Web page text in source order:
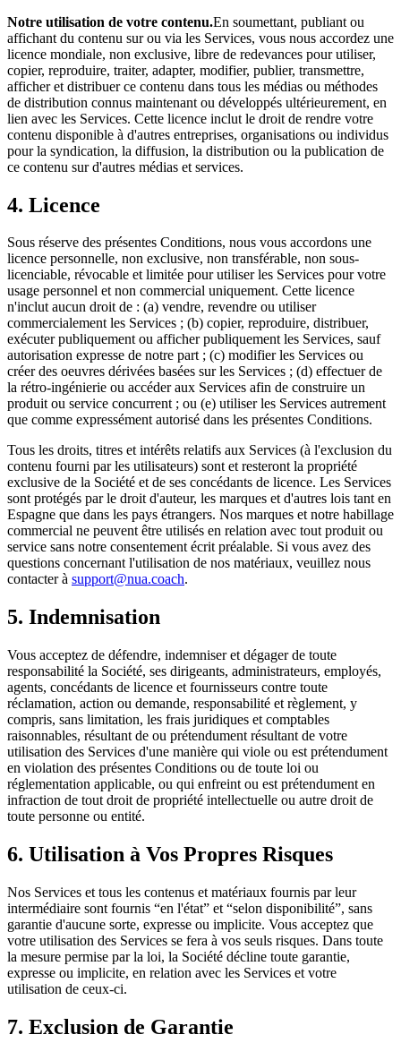
Notre utilisation de votre contenu.En soumettant, publiant ou
affichant du contenu sur ou via les Services, vous nous accordez une
licence mondiale, non exclusive, libre de redevances pour utiliser,
copier, reproduire, traiter, adapter, modifier, publier, transmettre,
afficher et distribuer ce contenu dans tous les médias ou méthodes
de distribution connus maintenant ou développés ultérieurement, en
lien avec les Services. Cette licence inclut le droit de rendre votre
contenu disponible à d'autres entreprises, organisations ou individus
pour la syndication, la diffusion, la distribution ou la publication de
ce contenu sur d'autres médias et services.
4. Licence
Sous réserve des présentes Conditions, nous vous accordons une
licence personnelle, non exclusive, non transférable, non sous-
licenciable, révocable et limitée pour utiliser les Services pour votre
usage personnel et non commercial uniquement. Cette licence
n'inclut aucun droit de : (a) vendre, revendre ou utiliser
commercialement les Services ; (b) copier, reproduire, distribuer,
exécuter publiquement ou afficher publiquement les Services, sauf
autorisation expresse de notre part ; (c) modifier les Services ou
créer des oeuvres dérivées basées sur les Services ; (d) effectuer de
la rétro-ingénierie ou accéder aux Services afin de construire un
produit ou service concurrent ; ou (e) utiliser les Services autrement
que comme expressément autorisé dans les présentes Conditions.
Tous les droits, titres et intérêts relatifs aux Services (à l'exclusion du
contenu fourni par les utilisateurs) sont et resteront la propriété
exclusive de la Société et de ses concédants de licence. Les Services
sont protégés par le droit d'auteur, les marques et d'autres lois tant en
Espagne que dans les pays étrangers. Nos marques et notre habillage
commercial ne peuvent être utilisés en relation avec tout produit ou
service sans notre consentement écrit préalable. Si vous avez des
questions concernant l'utilisation de nos matériaux, veuillez nous
contacter à support@nua.coach.
5. Indemnisation
Vous acceptez de défendre, indemniser et dégager de toute
responsabilité la Société, ses dirigeants, administrateurs, employés,
agents, concédants de licence et fournisseurs contre toute
réclamation, action ou demande, responsabilité et règlement, y
compris, sans limitation, les frais juridiques et comptables
raisonnables, résultant de ou prétendument résultant de votre
utilisation des Services d'une manière qui viole ou est prétendument
en violation des présentes Conditions ou de toute loi ou
réglementation applicable, ou qui enfreint ou est prétendument en
infraction de tout droit de propriété intellectuelle ou autre droit de
toute personne ou entité.
6. Utilisation à Vos Propres Risques
Nos Services et tous les contenus et matériaux fournis par leur
intermédiaire sont fournis “en l'état” et “selon disponibilité”, sans
garantie d'aucune sorte, expresse ou implicite. Vous acceptez que
votre utilisation des Services se fera à vos seuls risques. Dans toute
la mesure permise par la loi, la Société décline toute garantie,
expresse ou implicite, en relation avec les Services et votre
utilisation de ceux-ci.
7. Exclusion de Garantie